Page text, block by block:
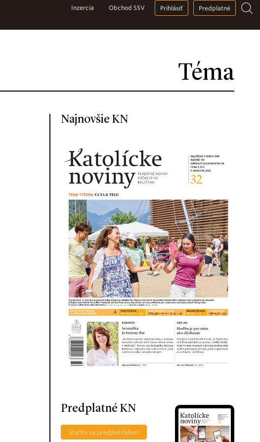
Téma
Inzercia Obchod SSV Prihlásiť Predplatné
Najnovšie KN
Predplatné KN
Staňte sa predplatiteľom